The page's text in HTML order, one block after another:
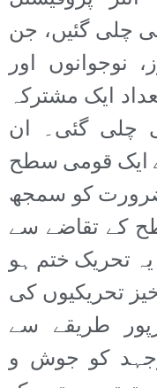
چلی گئیں، جن
نوجوانوں اور
ایک مشترکہ
چلی گئی۔ ان
ایک قومی سطح
کو سمجھ
کے تقاضے سے
تحریک ختم ہو
تحریکیوں کی
طریقے سے
کو جوش و